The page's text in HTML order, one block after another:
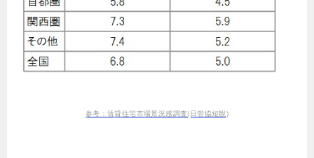
参考：賃貸住宅市場景況感調査(日管協短観)